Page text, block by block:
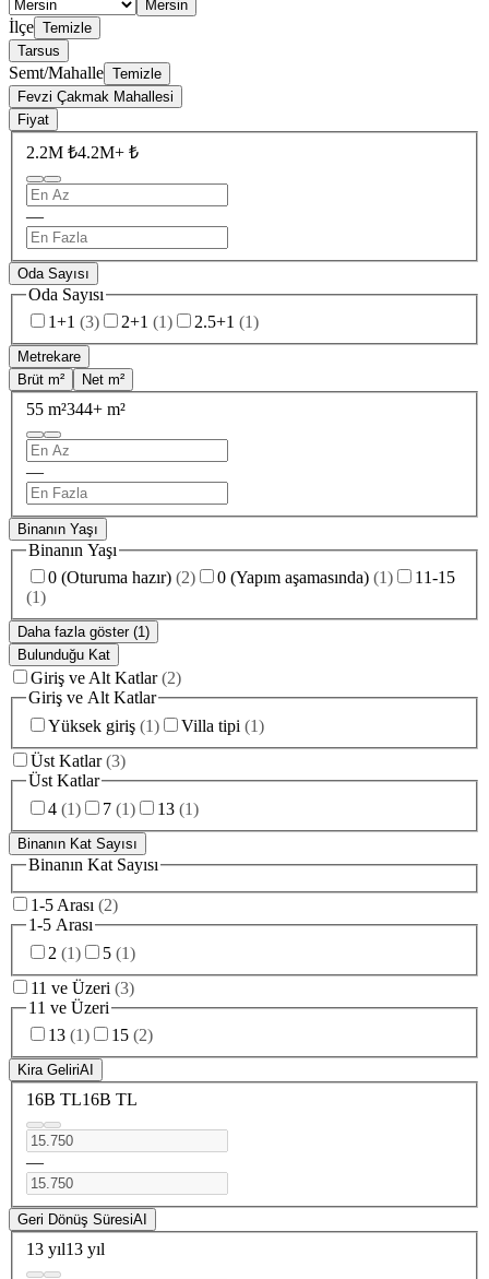
Mersin
İlçe Temizle
Tarsus
Semt/Mahalle Temizle
Fevzi Çakmak Mahallesi
Fiyat
2.2M ₺4.2M+ ₺
—
Oda Sayısı
Oda Sayısı
1+1 (3) 2+1 (1) 2.5+1 (1)
Metrekare
Brüt m²
Net m²
55 m²344+ m²
—
Binanın Yaşı
Binanın Yaşı
0 (Oturuma hazır) (2) 0 (Yapım aşamasında) (1)
11-15
(1)
Daha fazla göster (1)
Bulunduğu Kat
Giriş ve Alt Katlar (2)
Giriş ve Alt Katlar
Yüksek giriş (1) Villa tipi (1)
Üst Katlar (3)
Üst Katlar
4 (1) 7 (1) 13 (1)
Binanın Kat Sayısı
Binanın Kat Sayısı
1-5 Arası (2)
1-5 Arası
2 (1) 5 (1)
11 ve Üzeri (3)
11 ve Üzeri
13 (1) 15 (2)
Kira GeliriAI
16B TL16B TL
—
Geri Dönüş SüresiAI
13 yıl13 yıl